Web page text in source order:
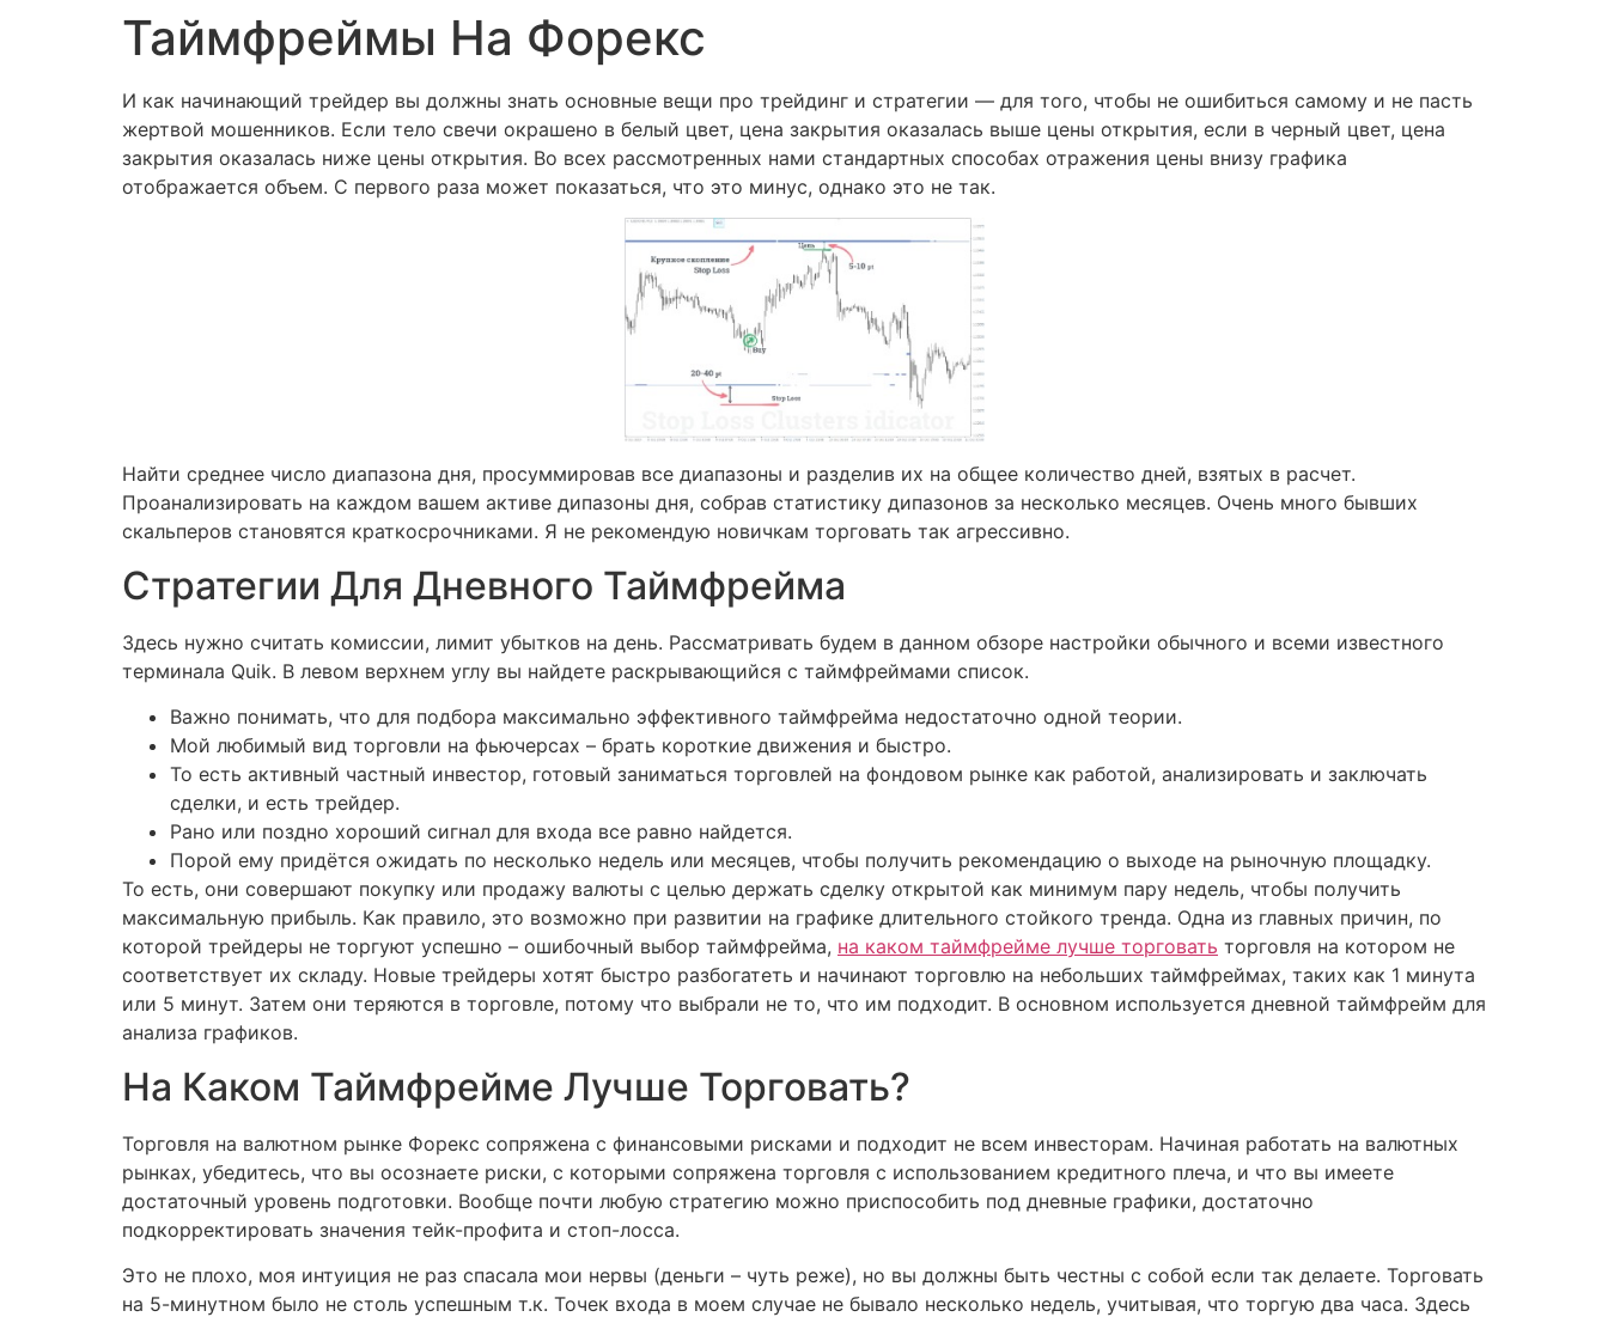
Таймфреймы На Форекс
И как начинающий трейдер вы должны знать основные вещи про трейдинг и стратегии — для того, чтобы не ошибиться самому и не пасть
жертвой мошенников. Если тело свечи окрашено в белый цвет, цена закрытия оказалась выше цены открытия, если в черный цвет, цена
закрытия оказалась ниже цены открытия. Во всех рассмотренных нами стандартных способах отражения цены внизу графика
отображается объем. С первого раза может показаться, что это минус, однако это не так.
Найти среднее число диапазона дня, просуммировав все диапазоны и разделив их на общее количество дней, взятых в расчет.
Проанализировать на каждом вашем активе дипазоны дня, собрав статистику дипазонов за несколько месяцев. Очень много бывших
скальперов становятся краткосрочниками. Я не рекомендую новичкам торговать так агрессивно.
Стратегии Для Дневного Таймфрейма
Здесь нужно считать комиссии, лимит убытков на день. Рассматривать будем в данном обзоре настройки обычного и всеми известного
терминала Quik. В левом верхнем углу вы найдете раскрывающийся с таймфреймами список.
Важно понимать, что для подбора максимально эффективного таймфрейма недостаточно одной теории.
Мой любимый вид торговли на фьючерсах – брать короткие движения и быстро.
То есть активный частный инвестор, готовый заниматься торговлей на фондовом рынке как работой, анализировать и заключать
сделки, и есть трейдер.
Рано или поздно хороший сигнал для входа все равно найдется.
Порой ему придётся ожидать по несколько недель или месяцев, чтобы получить рекомендацию о выходе на рыночную площадку.
То есть, они совершают покупку или продажу валюты с целью держать сделку открытой как минимум пару недель, чтобы получить
максимальную прибыль. Как правило, это возможно при развитии на графике длительного стойкого тренда. Одна из главных причин, по
которой трейдеры не торгуют успешно – ошибочный выбор таймфрейма, на каком таймфрейме лучше торговать торговля на котором не
соответствует их складу. Новые трейдеры хотят быстро разбогатеть и начинают торговлю на небольших таймфреймах, таких как 1 минута
или 5 минут. Затем они теряются в торговле, потому что выбрали не то, что им подходит. В основном используется дневной таймфрейм для
анализа графиков.
На Каком Таймфрейме Лучше Торговать?
Торговля на валютном рынке Форекс сопряжена с финансовыми рисками и подходит не всем инвесторам. Начиная работать на валютных
рынках, убедитесь, что вы осознаете риски, с которыми сопряжена торговля с использованием кредитного плеча, и что вы имеете
достаточный уровень подготовки. Вообще почти любую стратегию можно приспособить под дневные графики, достаточно
подкорректировать значения тейк-профита и стоп-лосса.
Это не плохо, моя интуиция не раз спасала мои нервы (деньги – чуть реже), но вы должны быть честны с собой если так делаете. Торговать
на 5-минутном было не столь успешным т.к. Точек входа в моем случае не бывало несколько недель, учитывая, что торгую два часа. Здесь